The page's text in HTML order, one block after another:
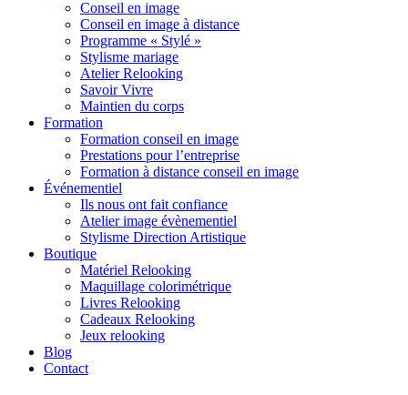
Conseil en image
Conseil en image à distance
Programme « Stylé »
Stylisme mariage
Atelier Relooking
Savoir Vivre
Maintien du corps
Formation
Formation conseil en image
Prestations pour l’entreprise
Formation à distance conseil en image
Événementiel
Ils nous ont fait confiance
Atelier image évènementiel
Stylisme Direction Artistique
Boutique
Matériel Relooking
Maquillage colorimétrique
Livres Relooking
Cadeaux Relooking
Jeux relooking
Blog
Contact